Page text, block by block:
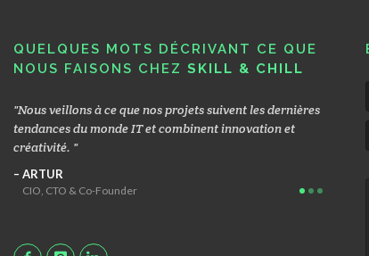
QUELQUES MOTS DÉCRIVANT CE QUE
NOUS FAISONS CHEZ SKILL & CHILL
Nous veillons à ce que nos projets suivent les dernières
tendances du monde IT et combinent innovation et
créativité.
ARTUR
CIO, CTO & Co-Founder
Nous